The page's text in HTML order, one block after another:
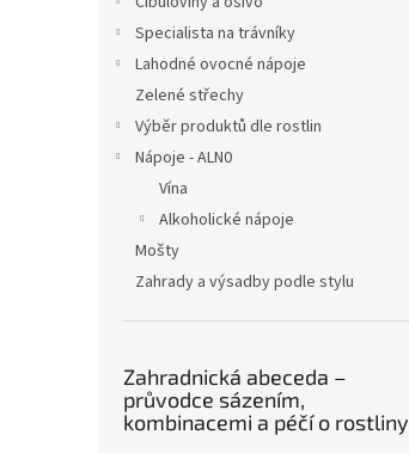
Specialista na trávníky
Lahodné ovocné nápoje
Zelené střechy
Výběr produktů dle rostlin
Nápoje - ALN0
Vína
Alkoholické nápoje
Mošty
Zahrady a výsadby podle stylu
Zahradnická abeceda –
průvodce sázením,
kombinacemi a péčí o rostliny